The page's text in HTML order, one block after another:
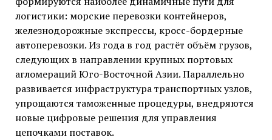
логистики: морские перевозки контейнеров,
железнодорожные экспрессы, кросс-бордерные
автоперевозки. Из года в год растёт объём грузов,
следующих в направлении крупных портовых
агломераций Юго-Восточной Азии. Параллельно
развивается инфраструктура транспортных узлов,
упрощаются таможенные процедуры, внедряются
новые цифровые решения для управления
цепочками поставок.